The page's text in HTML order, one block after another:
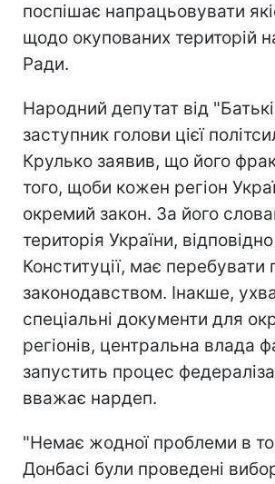
поспішає напрацьовувати
щодо окупованих територій
Ради.
Народний депутат від
заступник голови цієї
Крулько заявив, що його
того, щоби кожен регіон
окремий закон. За його
територія України,
Конституції, має перебувати
законодавством. Інакше,
спеціальні документи для
регіонів, центральна влада
запустить процес
вважає нардеп.
"Немає жодної проблеми в
Донбасі були проведені